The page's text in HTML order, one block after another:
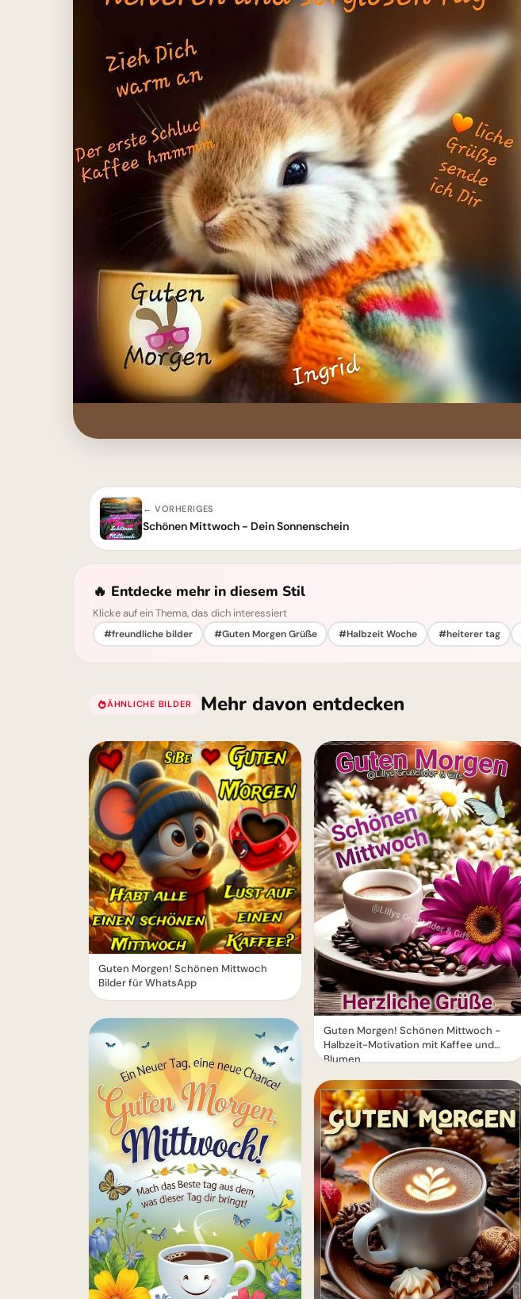
← VORHERIGES
Schönen Mittwoch - Dein Sonnenschein
🔥 Entdecke mehr in diesem Stil
Klicke auf ein Thema, das dich interessiert
#freundliche bilder #Guten Morgen Grüße #Halbzeit Woche #heiterer tag
ÄHNLICHE BILDER Mehr davon entdecken
Guten Morgen! Schönen Mittwoch
Bilder für WhatsApp
Guten Morgen! Schönen Mittwoch -
Halbzeit-Motivation mit Kaffee und
Blumen